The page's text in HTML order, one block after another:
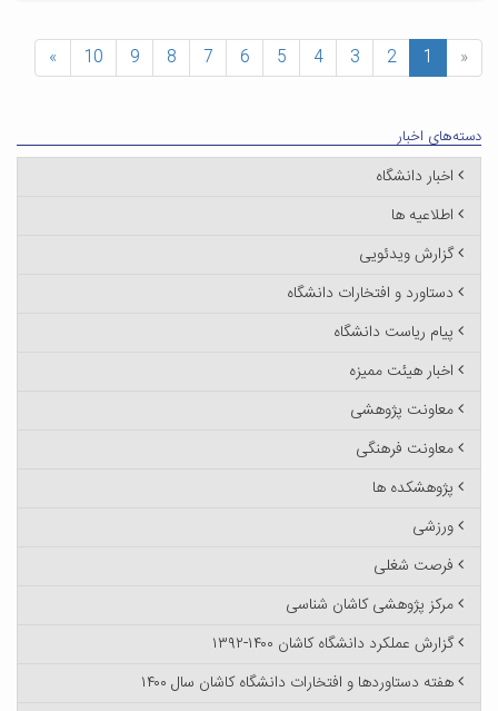
«
1
2
3
4
5
6
7
8
9
10
»
دسته‌های اخبار
اخبار دانشگاه
اطلاعیه ها
گزارش ویدئویی
دستاورد و افتخارات دانشگاه
پیام ریاست دانشگاه
اخبار هیئت ممیزه
معاونت پژوهشی
معاونت فرهنگی
پژوهشکده ها
ورزشی
فرصت شغلی
مرکز پژوهشی کاشان شناسی
گزارش عملکرد دانشگاه کاشان ۱۴۰۰-۱۳۹۲
هفته دستاوردها و افتخارات دانشگاه کاشان سال ۱۴۰۰